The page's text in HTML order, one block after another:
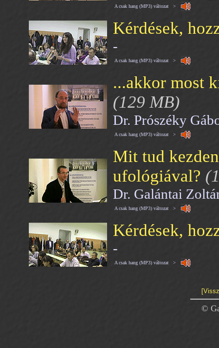
A csak hang (MP3) változat >
Kérdések,
-
A csak hang (MP3) változat >
...akkor most
(129 MB)
Dr. Prószéky
A csak hang (MP3) változat >
Mit tud
ufológiával?
Dr. Galántai
A csak hang (MP3) változat >
Kérdések,
-
A csak hang (MP3) változat >
©